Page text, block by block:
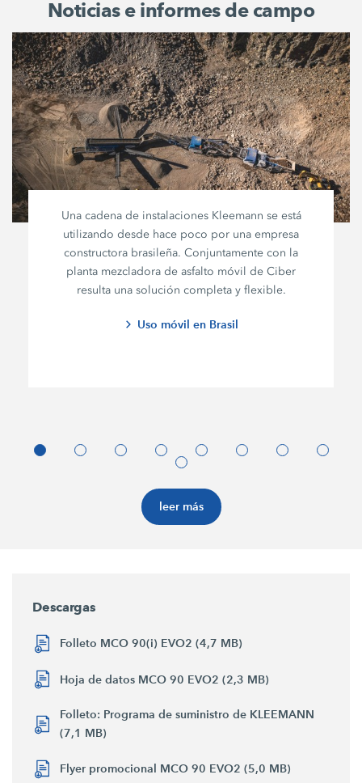
Noticias e informes de campo
Una cadena de instalaciones Kleemann se está
utilizando desde hace poco por una empresa
constructora brasileña. Conjuntamente con la
planta mezcladora de asfalto móvil de Ciber
resulta una solución completa y flexible.
Uso móvil en Brasil
leer más
Descargas
Folleto MCO 90(i) EVO2 (4,7 MB)
Hoja de datos MCO 90 EVO2 (2,3 MB)
Folleto: Programa de suministro de KLEEMANN
(7,1 MB)
Flyer promocional MCO 90 EVO2 (5,0 MB)